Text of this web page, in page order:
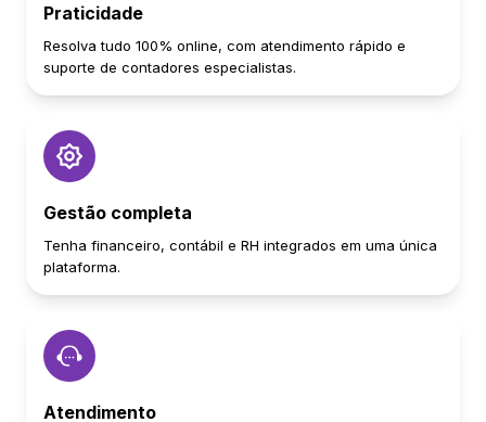
Praticidade
Resolva tudo 100% online, com atendimento rápido e
suporte de contadores especialistas.
Gestão completa
Tenha financeiro, contábil e RH integrados em uma única
plataforma.
Atendimento